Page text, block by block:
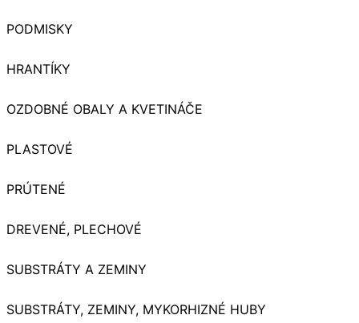
PODMISKY
HRANTÍKY
OZDOBNÉ OBALY A KVETINÁČE
PLASTOVÉ
PRÚTENÉ
DREVENÉ, PLECHOVÉ
SUBSTRÁTY A ZEMINY
SUBSTRÁTY, ZEMINY, MYKORHIZNÉ HUBY